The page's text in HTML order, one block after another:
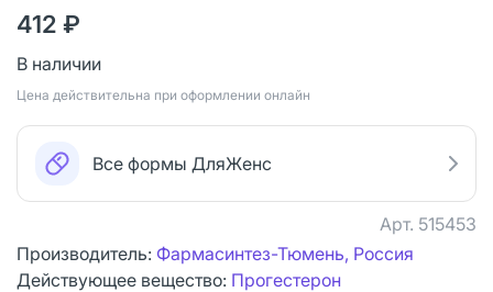
412 ₽
В наличии
Цена действительна при оформлении онлайн
Все формы ДляЖенс
Арт. 515453
Производитель: Фармасинтез-Тюмень, Россия
Действующее вещество: Прогестерон